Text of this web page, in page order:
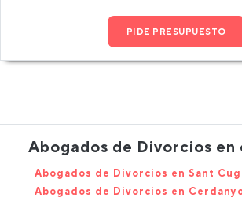
PIDE PRESUPUESTO
Abogados de Divorcios
Abogados de Divorcios en Sant
Abogados de Divorcios en